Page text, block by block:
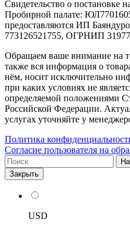
Свидетельство о постановке
Пробирной палате:
предоставляются ИП
773126521755, ОГРНИП
Обращаем ваше внимание на
также вся информация о
нём, носит исключительно
при каких условиях не
определяемой положениями
Российской Федерации.
услугах уточняйте у
Политика
Согласие пользователя на
Закрыть
USD